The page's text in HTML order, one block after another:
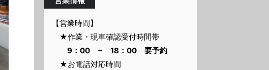
【営業時間】
★作業・現車確認受付時間帯
9：00 ~ 18：00 要予約
★お電話対応時間